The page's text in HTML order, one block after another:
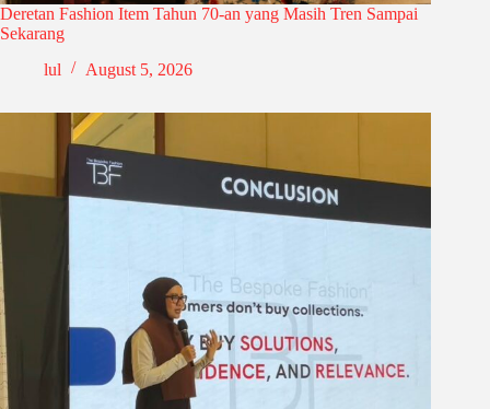
Deretan Fashion Item Tahun 70-an yang Masih Tren Sampai
Sekarang
lul
August 5, 2026